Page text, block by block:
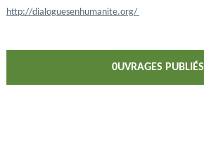
http://dialoguesenhumanite.org/
0UVRAGES PUBLIÉS